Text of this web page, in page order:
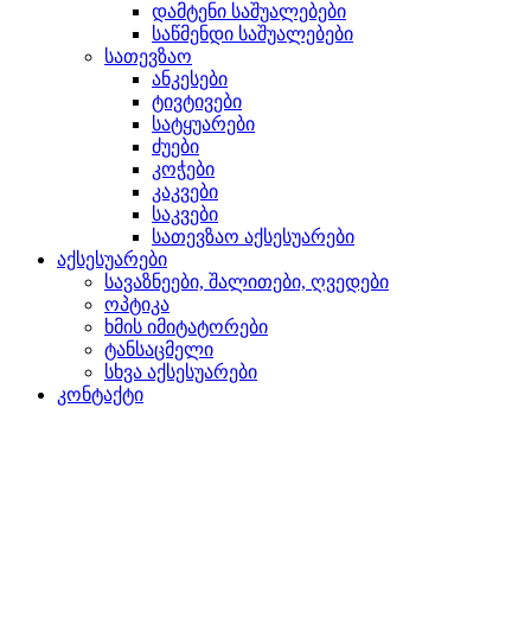
დამტენი საშუალებები
საწმენდი საშუალებები
სათევზაო
ანკესები
ტივტივები
სატყუარები
ძუები
კოჭები
კაკვები
საკვები
სათევზაო აქსესუარები
აქსესუარები
სავაზნეები, შალითები, ღვედები
ოპტიკა
ხმის იმიტატორები
ტანსაცმელი
სხვა აქსესუარები
კონტაქტი